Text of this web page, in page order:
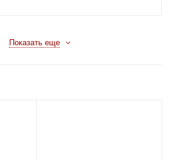
Показать еще